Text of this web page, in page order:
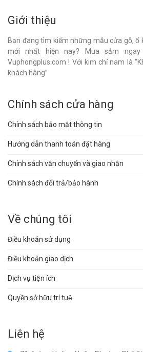
Giới thiệu
Bạn đang tìm kiếm những mẫu cửa gỗ, ổ
mới nhất hiện nay? Mua sắm
Vuphongplus.com ! Với kim chỉ nam là
khách hàng”
Chính sách cửa hàng
Chính sách bảo mật thông tin
Hướng dẫn thanh toán đặt hàng
Chính sách vận chuyển và giao nhận
Chính sách đổi trả/bảo hành
Về chúng tôi
Điều khoản sử dụng
Điều khoản giao dịch
Dịch vụ tiện ích
Quyền sở hữu trí tuệ
Liên hệ